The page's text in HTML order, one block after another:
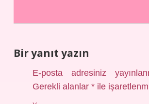
Bir yanıt yazın
E-posta adresiniz
Gerekli alanlar* ile